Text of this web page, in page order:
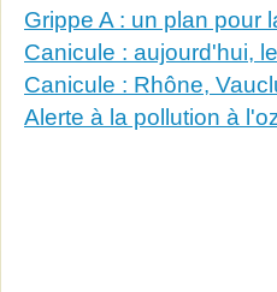
Grippe A : un plan pour
Canicule : aujourd'hui,
Canicule : Rhône,
Alerte à la pollution à